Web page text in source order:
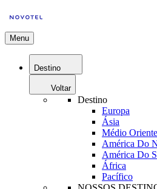
Menu
Destino
Voltar
Destino
Europa
Ásia
Médio Oriente
América Do
América Do
África
Pacífico